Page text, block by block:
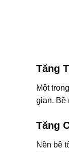
Tăng
Một
gian. Bề
Tăng
Nền bê